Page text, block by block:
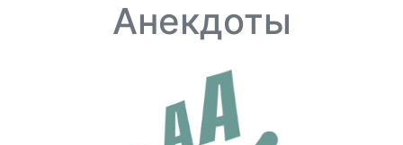
Анекдоты